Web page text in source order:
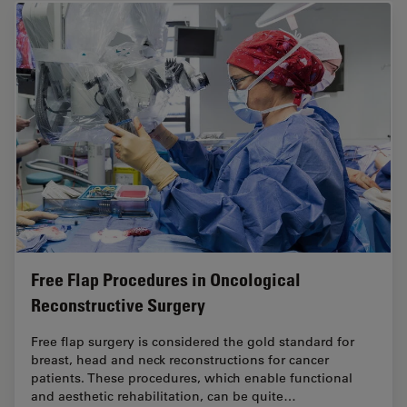
Free Flap Procedures in Oncological
Reconstructive Surgery
Free flap surgery is considered the gold standard for
breast, head and neck reconstructions for cancer
patients. These procedures, which enable functional
and aesthetic rehabilitation, can be quite…